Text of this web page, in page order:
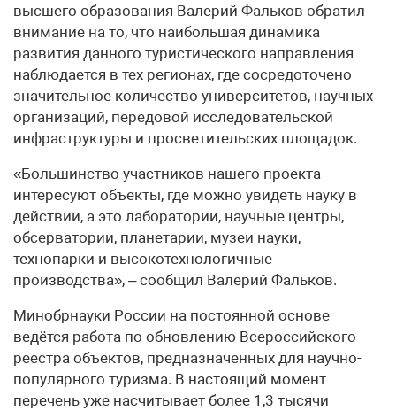
высшего образования Валерий Фальков обратил
внимание на то, что наибольшая динамика
развития данного туристического направления
наблюдается в тех регионах, где сосредоточено
значительное количество университетов, научных
организаций, передовой исследовательской
инфраструктуры и просветительских площадок.
«Большинство участников нашего проекта
интересуют объекты, где можно увидеть науку в
действии, а это лаборатории, научные центры,
обсерватории, планетарии, музеи науки,
технопарки и высокотехнологичные
производства», – сообщил Валерий Фальков.
Минобрнауки России на постоянной основе
ведётся работа по обновлению Всероссийского
реестра объектов, предназначенных для научно-
популярного туризма. В настоящий момент
перечень уже насчитывает более 1,3 тысячи